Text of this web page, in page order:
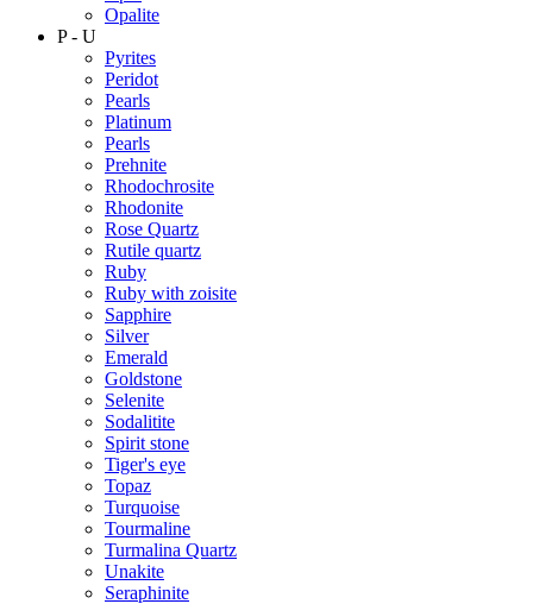
Opalite
P - U
Pyrites
Peridot
Pearls
Platinum
Pearls
Prehnite
Rhodochrosite
Rhodonite
Rose Quartz
Rutile quartz
Ruby
Ruby with zoisite
Sapphire
Silver
Emerald
Goldstone
Selenite
Sodalitite
Spirit stone
Tiger's eye
Topaz
Turquoise
Tourmaline
Turmalina Quartz
Unakite
Seraphinite